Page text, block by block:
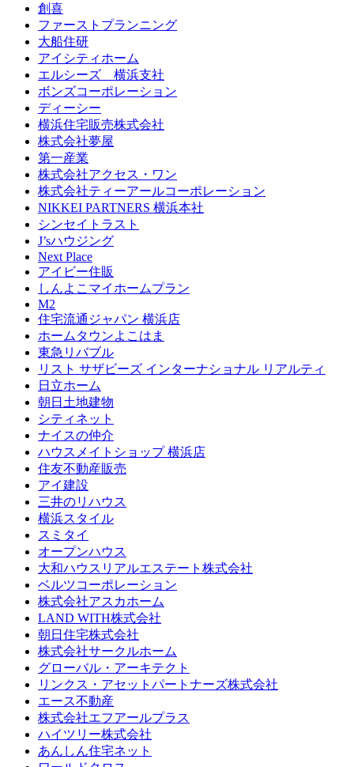
創喜
ファーストプランニング
大船住研
アイシティホーム
エルシーズ 横浜支社
ボンズコーポレーション
ディーシー
横浜住宅販売株式会社
株式会社夢屋
第一産業
株式会社アクセス・ワン
株式会社ティーアールコーポレーション
NIKKEI PARTNERS 横浜本社
シンセイトラスト
J’sハウジング
Next Place
アイビー住販
しんよこマイホームプラン
M2
住宅流通ジャパン 横浜店
ホームタウンよこはま
東急リバブル
リスト サザビーズ インターナショナル リアルティ
日立ホーム
朝日土地建物
シティネット
ナイスの仲介
ハウスメイトショップ 横浜店
住友不動産販売
アイ建設
三井のリハウス
横浜スタイル
スミタイ
オープンハウス
大和ハウスリアルエステート株式会社
ベルツコーポレーション
株式会社アスカホーム
LAND WITH株式会社
朝日住宅株式会社
株式会社サークルホーム
グローバル・アーキテクト
リンクス・アセットパートナーズ株式会社
エース不動産
株式会社エフアールプラス
ハイツリー株式会社
あんしん住宅ネット